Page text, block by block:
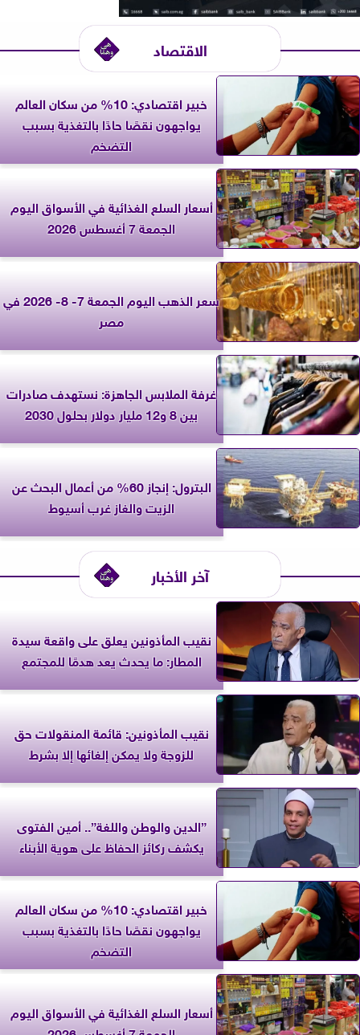
الاقتصاد
خبير اقتصادي: 10% من سكان العالم
يواجهون نقصًا حادًا بالتغذية بسبب
التضخم
أسعار السلع الغذائية في الأسواق اليوم
الجمعة 7 أغسطس 2026
سعر الذهب اليوم الجمعة 7- 8- 2026 في
مصر
غرفة الملابس الجاهزة: نستهدف صادرات
بين 8 و12 مليار دولار بحلول 2030
البترول: إنجاز 60% من أعمال البحث عن
الزيت والغاز غرب أسيوط
آخر الأخبار
نقيب المأذونين يعلق على واقعة سيدة
المطار: ما يحدث يعد هدمًا للمجتمع
نقيب المأذونين: قائمة المنقولات حق
للزوجة ولا يمكن إلغائها إلا بشرط
”الدين والوطن واللغة”.. أمين الفتوى
يكشف ركائز الحفاظ على هوية الأبناء
خبير اقتصادي: 10% من سكان العالم
يواجهون نقصًا حادًا بالتغذية بسبب
التضخم
أسعار السلع الغذائية في الأسواق اليوم